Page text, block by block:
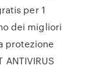
per 1
dei migliori
protezione
ANTIVIRUS